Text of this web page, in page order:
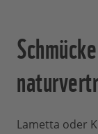
Lametta oder